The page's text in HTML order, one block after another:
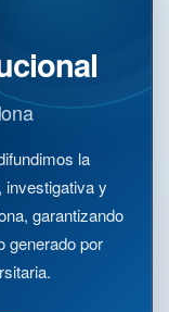
la
y
garantizando
generado por